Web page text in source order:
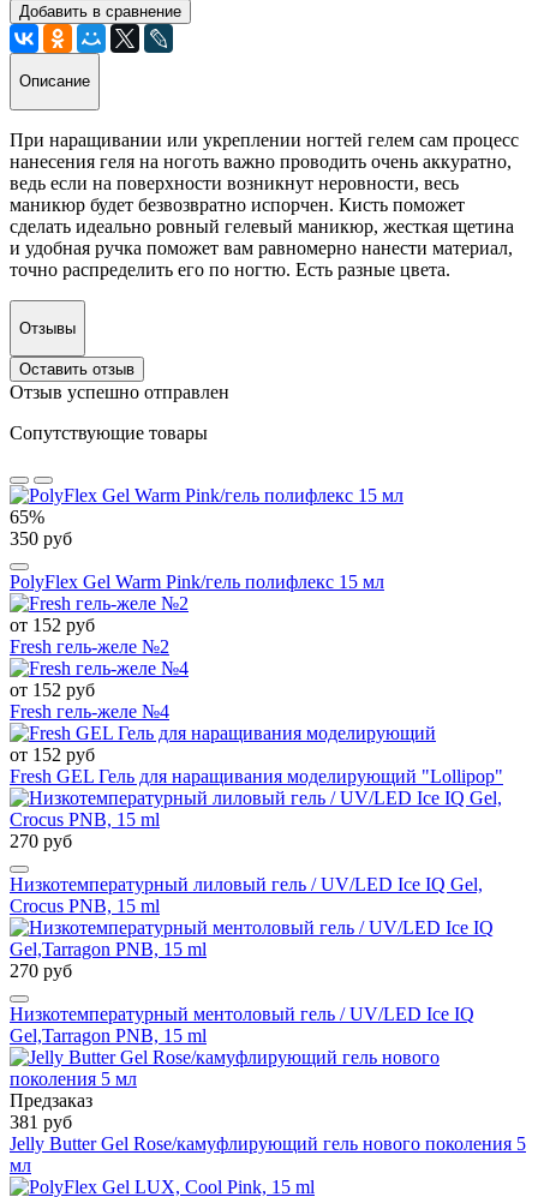
Добавить в сравнение
Описание
При наращивании или укреплении ногтей гелем сам процесс
нанесения геля на ноготь важно проводить очень аккуратно,
ведь если на поверхности возникнут неровности, весь
маникюр будет безвозвратно испорчен. Кисть поможет
сделать идеально ровный гелевый маникюр, жесткая щетина
и удобная ручка поможет вам равномерно нанести материал,
точно распределить его по ногтю. Есть разные цвета.
Отзывы
Оставить отзыв
Отзыв успешно отправлен
Сопутствующие товары
65%
350 руб
PolyFlex Gel Warm Pink/гель полифлекс 15 мл
от 152 руб
Fresh гель-желе №2
от 152 руб
Fresh гель-желе №4
от 152 руб
Fresh GEL Гель для наращивания моделирующий "Lollipop"
270 руб
Низкотемпературный лиловый гель / UV/LED Ice IQ Gel,
Crocus PNB, 15 ml
270 руб
Низкотемпературный ментоловый гель / UV/LED Ice IQ
Gel,Tarragon PNB, 15 ml
Предзаказ
381 руб
Jelly Butter Gel Rose/камуфлирующий гель нового поколения 5
мл